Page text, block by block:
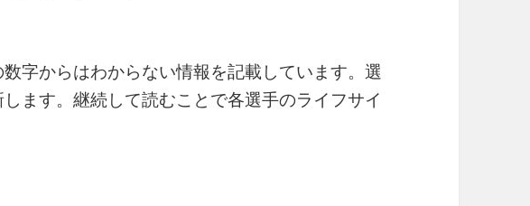
字からはわからない情報を記載しています。選
ます。継続して読むことで各選手のライフサイ